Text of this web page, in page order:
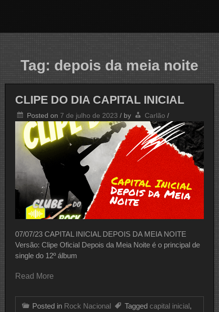
Tag: depois da meia noite
CLIPE DO DIA CAPITAL INICIAL
Posted on 7 de julho de 2023 / by Carlão /
07/07/23 CAPITAL INICIAL DEPOIS DA MEIA NOITE
Versão: Clipe Oficial Depois da Meia Noite é o principal de
single do 12º álbum
Read More
Posted in Rock Nacional Tagged capital inicial,